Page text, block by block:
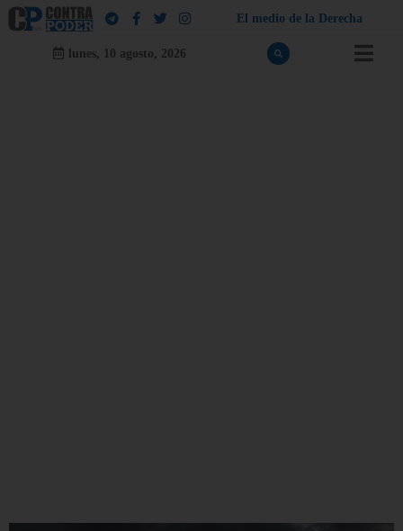
El med io d e a Derecha
lunes, 10 agosto, 2026